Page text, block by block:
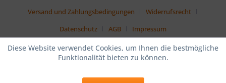
Versand und Zahlungsbedingungen
Widerrufsrecht
Datenschutz
AGB Impressum
Diese Website verwendet Cookies, um Ihnen die bestmögliche
Funktionalität bieten zu können.